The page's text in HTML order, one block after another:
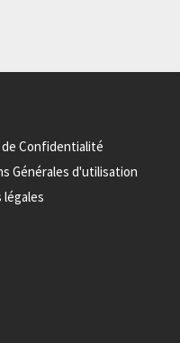
Confidentialité
Générales d'utilisation
légales